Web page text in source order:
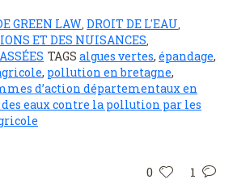
GREEN LAW DROIT DE L'EAU
ET DES NUISANCES
TAGS algues vertes, épandage,
, pollution en bretagne,
d’action départementaux en
eaux contre la pollution par les
0 1